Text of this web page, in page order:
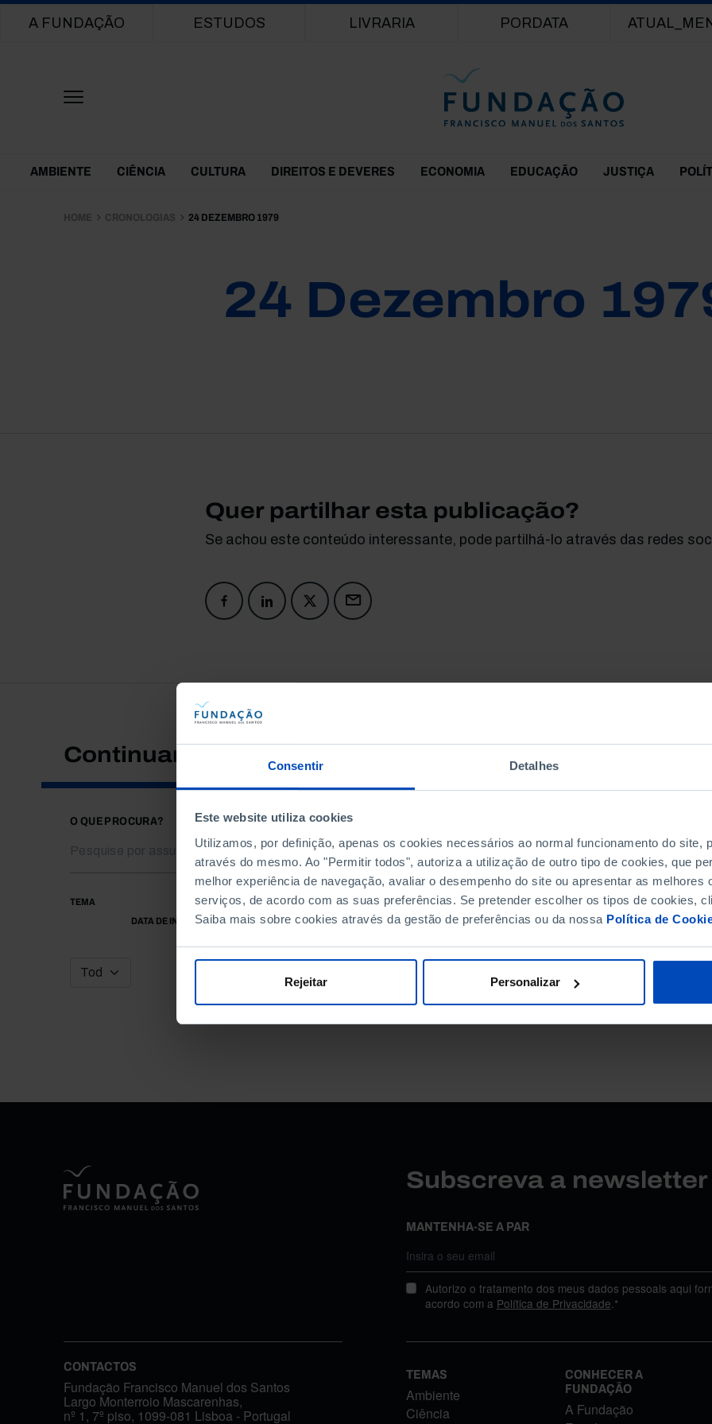
Consentir Detalhes
Este website utiliza cookies
Utilizamos, por definição, apenas os cookies necessários ao normal funcionamento do site,
através do mesmo. Ao "Permitir todos", autoriza a utilização de outro tipo de cookies, que
melhor experiência de navegação, avaliar o desempenho do site ou apresentar as melhores
serviços, de acordo com as suas preferências. Se pretender escolher os tipos de cookies,
Saiba mais sobre cookies através da gestão de preferências ou da nossa Política de
Rejeitar Personalizar
Main navigation
A FUNDAÇÃO ESTUDOS LIVRARIA PORDATA
Themes Menu
AMBIENTE CIÊNCIA CULTURA DIREITOS E DEVERES ECONOMIA EDUCAÇÃO JUSTIÇA
HOME CRONOLOGIAS 24 DEZEMBRO 1979
24 Dezembro
Quer partilhar esta publicação?
Se achou este conteúdo interessante, pode partilhá-lo através das redes
Continuar a pesquisar
O QUE PROCURA?
TEMA
DATA DE INÍCIO
DATA DE FIM
Subscreva a
MANTENHA-SE A PAR
Autorizo o tratamento dos meus dados pessoais aqui
acordo com a Política de Privacidade.*
CONTACTOS
Fundação Francisco Manuel dos Santos
Largo Monterroio Mascarenhas,
nº 1, 7º piso, 1099-081 Lisboa - Portugal
TEMAS
Ambiente
Ciência
CONHECER A
FUNDAÇÃO
A Fundação